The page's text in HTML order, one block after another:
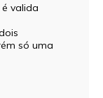
valida
só uma